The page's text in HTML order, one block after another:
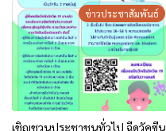
ข่าวประชาสัมพันธ์
เชิญชวนประชาชนทั่วไป ฉีดวัคซีน